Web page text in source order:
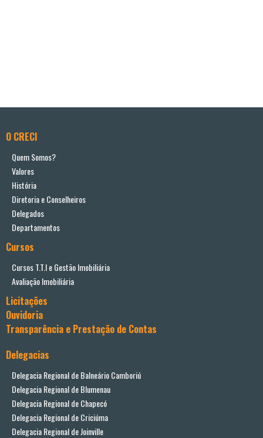
O CRECI
Quem Somos?
Valores
História
Diretoria e Conselheiros
Delegados
Departamentos
Cursos
Cursos T.T.I e Gestão Imobiliária
Avaliação Imobiliária
Licitações
Ouvidoria
Transparência e Prestação de Contas
Delegacias
Delegacia Regional de Balneário Camboriú
Delegacia Regional de Blumenau
Delegacia Regional de Chapecó
Delegacia Regional de Criciúma
Delegacia Regional de Joinville